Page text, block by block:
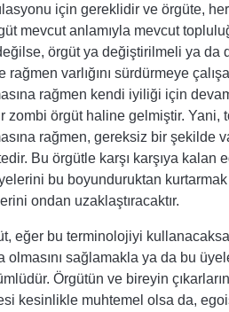
için gereklidir ve örgüte,
mevcut anlamıyla mevcut
örgüt ya değiştirilmeli ya da
rağmen varlığını sürdürmeye
rağmen kendi iyiliği için devam
zombi örgüt haline gelmiştir. Yani,
rağmen, gereksiz bir şekilde
Bu örgütle karşı karşıya kalan
bu boyunduruktan
ondan uzaklaştıracaktır.
eğer bu terminolojiyi kullanacaksa,
olmasını sağlamakla ya da bu
Örgütün ve bireyin
kesinlikle muhtemel olsa da,